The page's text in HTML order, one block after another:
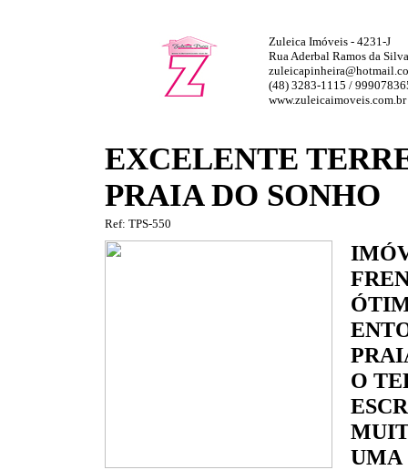
Zuleica Imóveis - 4231-J
Rua Aderbal Ramos da
(48) 3283-1115 /
www.zuleicaimoveis.com.br
EXCELENTE
PRAIA DO SONHO
Ref: TPS-550
O
UMA